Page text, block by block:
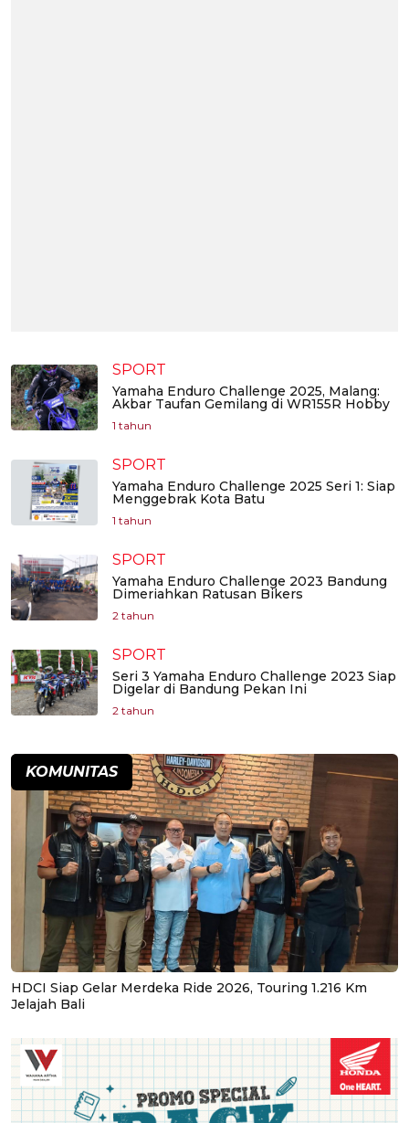
SPORT
Yamaha Enduro Challenge 2025, Malang:
Akbar Taufan Gemilang di WR155R Hobby
1 tahun
SPORT
Yamaha Enduro Challenge 2025 Seri 1: Siap
Menggebrak Kota Batu
1 tahun
SPORT
Yamaha Enduro Challenge 2023 Bandung
Dimeriahkan Ratusan Bikers
2 tahun
SPORT
Seri 3 Yamaha Enduro Challenge 2023 Siap
Digelar di Bandung Pekan Ini
2 tahun
KOMUNITAS
HDCI Siap Gelar Merdeka Ride 2026, Touring 1.216 Km
Jelajah Bali